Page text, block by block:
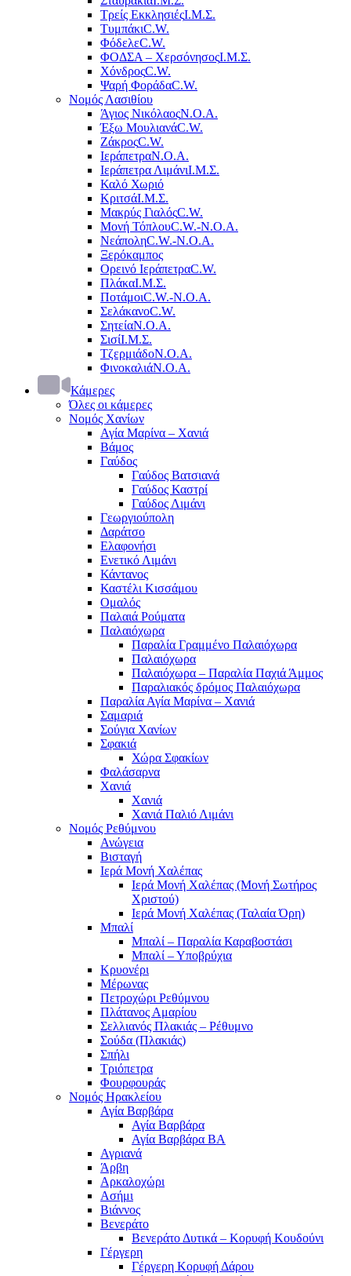
Τρείς ΕκκλησιέςΙ.Μ.Σ.
ΤυμπάκιC.W.
ΦόδελεC.W.
ΦΟΔΣΑ – ΧερσόνησοςΙ.Μ.Σ.
ΧόνδροςC.W.
Ψαρή ΦοράδαC.W.
Νομός Λασιθίου
Άγιος ΝικόλαοςΝ.Ο.Α.
Έξω ΜουλιανάC.W.
ΖάκροςC.W.
ΙεράπετραΝ.Ο.Α.
Ιεράπετρα ΛιμάνιΙ.Μ.Σ.
Καλό Χωριό
ΚριτσάΙ.Μ.Σ.
Μακρύς ΓιαλόςC.W.
Μονή ΤόπλουC.W.-Ν.Ο.Α.
ΝεάποληC.W.-Ν.Ο.Α.
Ξερόκαμπος
Ορεινό ΙεράπετραC.W.
ΠλάκαΙ.Μ.Σ.
ΠοτάμοιC.W.-Ν.Ο.Α.
ΣελάκανοC.W.
ΣητείαΝ.Ο.Α.
ΣισίΙ.Μ.Σ.
ΤζερμιάδοΝ.Ο.Α.
ΦινοκαλιάΝ.Ο.Α.
Κάμερες
Όλες οι κάμερες
Νομός Χανίων
Αγία Μαρίνα – Χανιά
Βάμος
Γαύδος
Γαύδος Βατσιανά
Γαύδος Καστρί
Γαύδος Λιμάνι
Γεωργιούπολη
Δαράτσο
Ελαφονήσι
Ενετικό Λιμάνι
Κάντανος
Καστέλι Κισσάμου
Ομαλός
Παλαιά Ρούματα
Παλαιόχωρα
Παραλία Γραμμένο Παλαιόχωρα
Παλαιόχωρα
Παλαιόχωρα – Παραλία Παχιά Άμμος
Παραλιακός δρόμος Παλαιόχωρα
Παραλία Αγία Μαρίνα – Χανιά
Σαμαριά
Σούγια Χανίων
Σφακιά
Χώρα Σφακίων
Φαλάσαρνα
Χανιά
Χανιά
Χανιά Παλιό Λιμάνι
Νομός Ρεθύμνου
Ανώγεια
Βισταγή
Ιερά Μονή Χαλέπας
Ιερά Μονή Χαλέπας (Μονή Σωτήρος
Χριστού)
Ιερά Μονή Χαλέπας (Ταλαία Όρη)
Μπαλί
Μπαλί – Παραλία Καραβοστάσι
Μπαλί – Υποβρύχια
Κρυονέρι
Μέρωνας
Πετροχώρι Ρεθύμνου
Πλάτανος Αμαρίου
Σελλιανός Πλακιάς – Ρέθυμνο
Σούδα (Πλακιάς)
Σπήλι
Τριόπετρα
Φουρφουράς
Νομός Ηρακλείου
Αγία Βαρβάρα
Αγία Βαρβάρα
Αγία Βαρβάρα ΒΑ
Αγριανά
Άρβη
Αρκαλοχώρι
Ασήμι
Βιάννος
Βενεράτο
Βενεράτο Δυτικά – Κορυφή Κουδούνι
Γέργερη
Γέργερη Κορυφή Δάρου